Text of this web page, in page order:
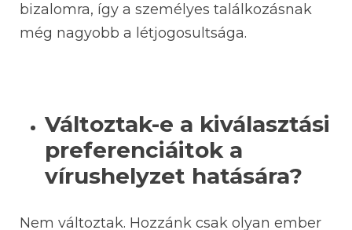
bizalomra, így a személyes találkozásnak
még nagyobb a létjogosultsága.
Változtak-e a kiválasztási
preferenciáitok a
vírushelyzet hatására?
Nem változtak. Hozzánk csak olyan ember